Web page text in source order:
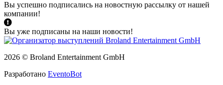
Вы успешно подписались на новостную рассылку от нашей
компании!
Вы уже подписаны на наши новости!
2026 © Broland Entertainment GmbH
Разработано EventoBot